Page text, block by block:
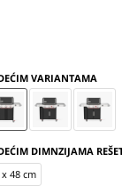
VARIANTAMA
DIMNZIJAMA
48 cm